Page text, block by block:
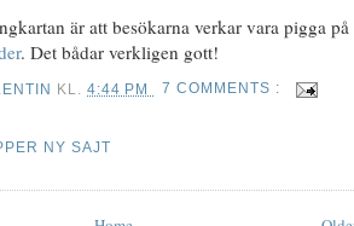
är att besökarna verkar vara pigga på
. Det bådar verkligen gott!
KL.4:44 PM 7 COMMENTS :
NY SAJT